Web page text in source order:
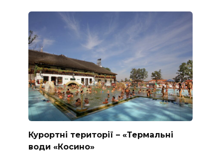
Курортні території – «Термальні
води «Косино»